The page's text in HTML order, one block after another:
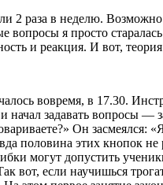
раза в неделю.
я просто
и реакция. И вот,
вовремя, в 17.30.
задавать вопросы —
Он
половина этих кнопок
могут допустить
если научишься